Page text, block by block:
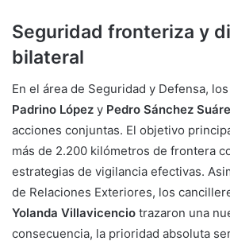
Seguridad fronteriza y
bilateral
En el área de Seguridad y Defensa,
Padrino López y Pedro Sánchez
acciones conjuntas. El objetivo
más de 2.200 kilómetros de frontera
estrategias de vigilancia efectivas.
de Relaciones Exteriores, los
Yolanda Villavicencio trazaron una
consecuencia, la prioridad absoluta